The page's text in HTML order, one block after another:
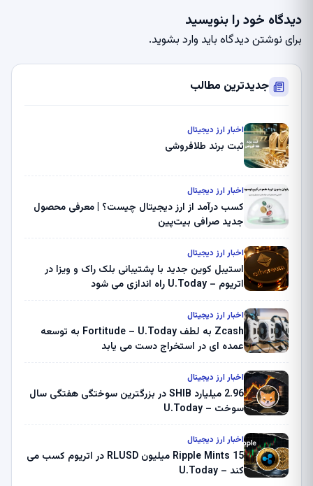
دیدگاه خود را بنویسید
برای نوشتن دیدگاه باید وارد بشوید.
جدیدترین مطالب
اخبار ارز دیجیتال
ثبت برند طلافروشی
اخبار ارز دیجیتال
کسب درآمد از ارز دیجیتال چیست؟ | معرفی محصول
جدید صرافی بیت‌پین
اخبار ارز دیجیتال
استیبل کوین جدید با پشتیبانی بلک راک و ویزا در
اتریوم – U.Today راه اندازی می شود
اخبار ارز دیجیتال
Zcash به لطف Fortitude – U.Today به توسعه
عمده ای در استخراج دست می یابد
اخبار ارز دیجیتال
2.96 میلیارد SHIB در بزرگترین سوختگی هفتگی سال
سوخت – U.Today
اخبار ارز دیجیتال
Ripple Mints 15 میلیون RLUSD در اتریوم کسب می
کند – U.Today